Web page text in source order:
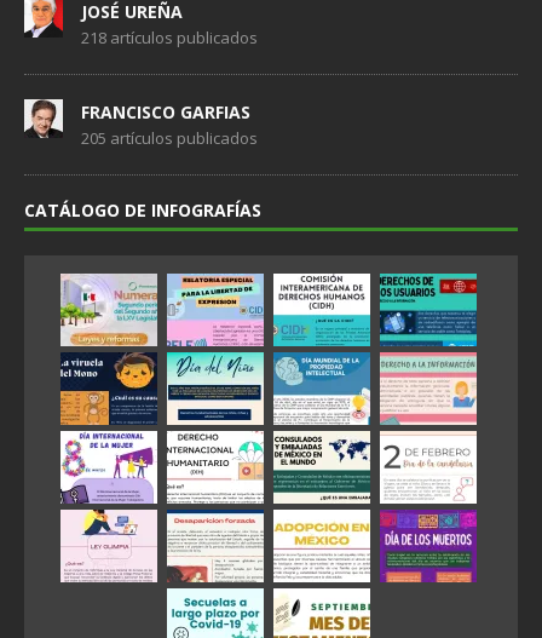
JOSÉ UREÑA
218 artículos publicados
FRANCISCO GARFIAS
205 artículos publicados
CATÁLOGO DE INFOGRAFÍAS